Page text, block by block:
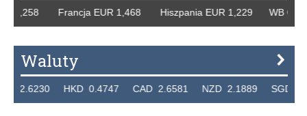
Francja EUR 1,468 Hiszpania EUR 1,229 WB GBP
Waluty
HKD 0.4747 CAD 2.6581 NZD 2.1889 SGD